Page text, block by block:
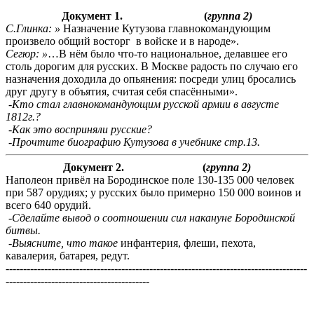
Документ 1. (группа 2)
С.Глинка: » Назначение Кутузова главнокомандующим
произвело общий восторг в войске и в народе».
Сегюр: »…В нём было что-то национальное, делавшее его
столь дорогим для русских. В Москве радость по случаю его
назначения доходила до опьянения: посреди улиц бросались
друг другу в объятия, считая себя спасёнными».
-Кто стал главнокомандующим русской армии в августе
1812г.?
-Как это восприняли русские?
-Прочтите биографию Кутузова в учебнике стр.13.
Документ 2. (группа 2)
Наполеон привёл на Бородинское поле 130-135 000 человек
при 587 орудиях; у русских было примерно 150 000 воинов и
всего 640 орудий.
-Сделайте вывод о соотношении сил накануне Бородинской
битвы.
-Выясните, что такое инфантерия, флеши, пехота,
кавалерия, батарея, редут.
--------------------------------------------------------------------------------------
-----------------------------------------